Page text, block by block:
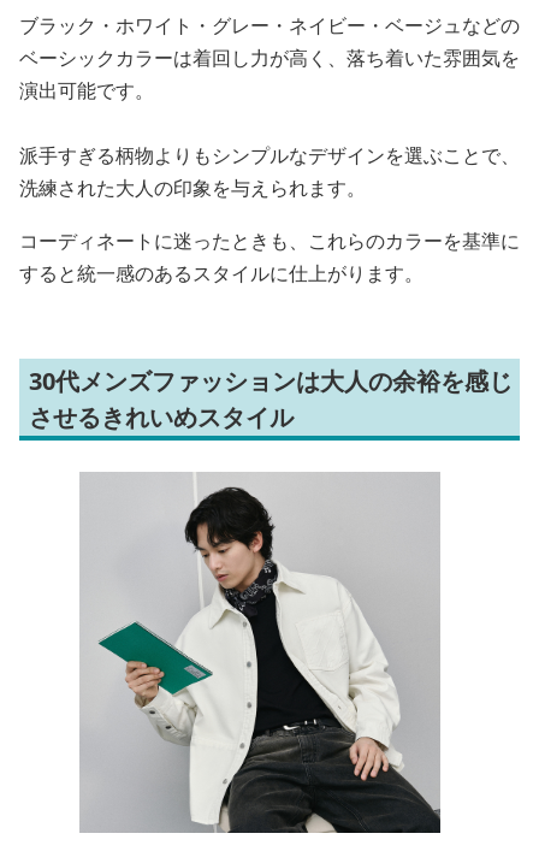
ブラック・ホワイト・グレー・ネイビー・ベージュなどの
ベーシックカラーは着回し力が高く、落ち着いた雰囲気を
演出可能です。
派手すぎる柄物よりもシンプルなデザインを選ぶことで、
洗練された大人の印象を与えられます。
コーディネートに迷ったときも、これらのカラーを基準に
すると統一感のあるスタイルに仕上がります。
30代メンズファッションは大人の余裕を感じ
させるきれいめスタイル